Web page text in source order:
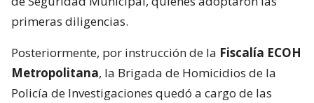
primeras diligencias.
Posteriormente, por instrucción de la Fiscalía ECOH
Metropolitana, la Brigada de Homicidios de la
Policía de Investigaciones quedó a cargo de las